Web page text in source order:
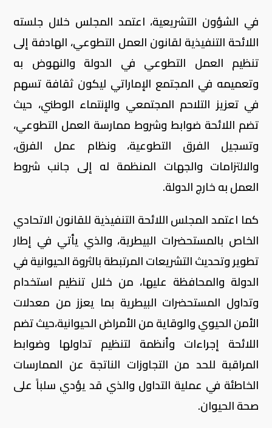
في الشؤون التشريعية، اعتمد المجلس خلال جلسته
اللائحة التنفيذية لقانون العمل التطوعي، الهادفة إلى
تنظيم العمل التطوعي في الدولة والنهوض به
وتعميمه في المجتمع الإماراتي ليكون ثقافة تسهم
في تعزيز التلاحم المجتمعي والإنتماء الوطني، حيث
تضم اللائحة ضوابط وشروط ممارسة العمل التطوعي،
وتسجيل الفرق التطوعية، ونظام عمل الفرق،
والالتزامات والجهات المنظمة له إلى جانب شروط
العمل به خارج الدولة.
كما اعتمد المجلس اللائحة التنفيذية للقانون الاتحادي
الخاص بالمستحضرات البيطرية، والذي يأتي في إطار
تطوير وتحديث التشريعات المرتبطة بالثروة الحيوانية في
الدولة والمحافظة عليها، من خلال تنظيم استخدام
وتداول المستحضرات البيطرية بما يعزز من معدلات
الأمن الحيوي والوقاية من الأمراض الحيوانية،حيث تضم
اللائحة إجراءات وأنظمة لتنظيم تداولها وضوابط
المراقبة للحد من التجاوزات الناتجة عن الممارسات
الخاطئة في عملية التداول والذي قد يؤدي سلباً على
صحة الحيوان.